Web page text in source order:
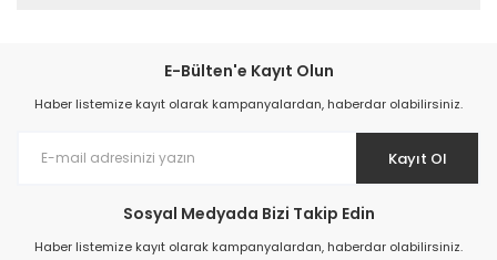
E-Bülten'e Kayıt Olun
Haber listemize kayıt olarak kampanyalardan, haberdar olabilirsiniz.
Kayıt Ol
Sosyal Medyada Bizi Takip Edin
Haber listemize kayıt olarak kampanyalardan, haberdar olabilirsiniz.